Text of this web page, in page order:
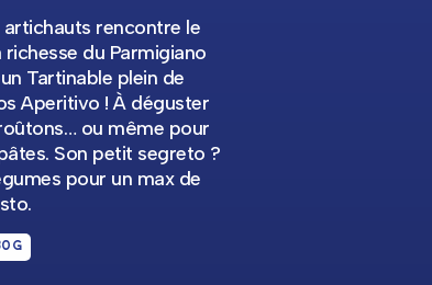
rencontre le
du Parmigiano
Tartinable plein de
Aperitivo ! À déguster
ou même pour
Son petit segreto ?
pour un max de